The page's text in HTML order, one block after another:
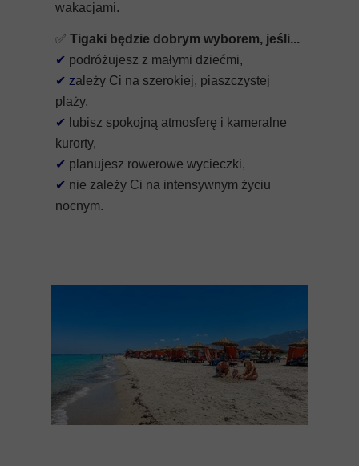
wakacjami.
✅ Tigaki będzie dobrym wyborem, jeśli...
✔ podróżujesz z małymi dziećmi,
✔ zależy Ci na szerokiej, piaszczystej
plaży,
✔ lubisz spokojną atmosferę i kameralne
kurorty,
✔ planujesz rowerowe wycieczki,
✔ nie zależy Ci na intensywnym życiu
nocnym.